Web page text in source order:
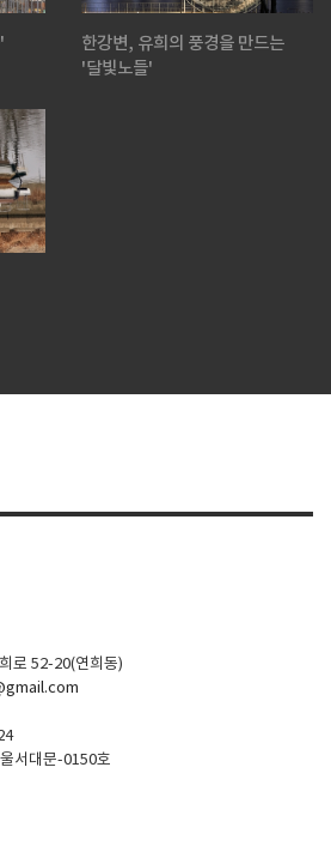
한강변, 유희의 풍경을 만드는
'달빛노들'
로 52-20(연희동)
서대문-0150호